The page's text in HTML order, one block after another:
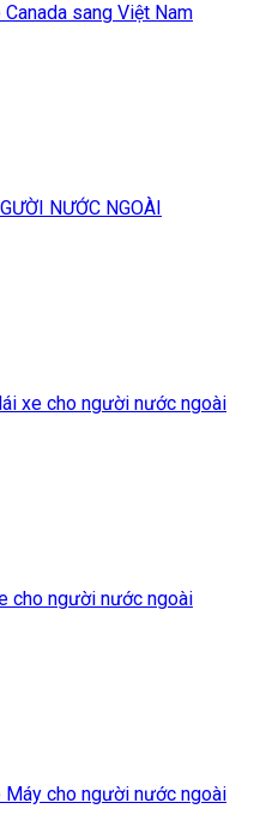
sang Việt Nam
NƯỚC NGOÀI
xe cho người nước ngoài
cho người nước ngoài
cho người nước ngoài